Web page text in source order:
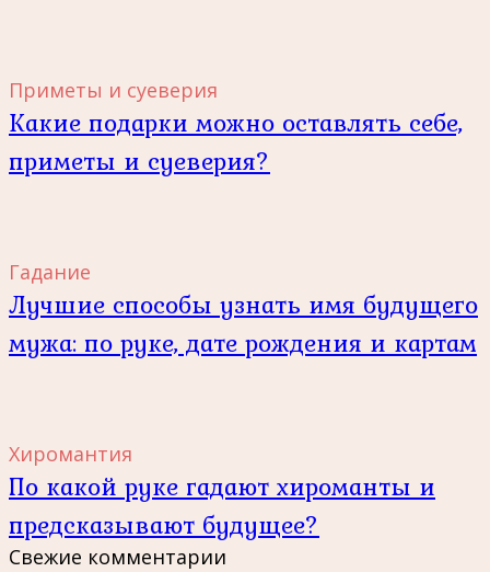
Приметы и суеверия
Какие подарки можно оставлять себе,
приметы и суеверия?
Гадание
Лучшие способы узнать имя будущего
мужа: по руке, дате рождения и картам
Хиромантия
По какой руке гадают хироманты и
предсказывают будущее?
Свежие комментарии